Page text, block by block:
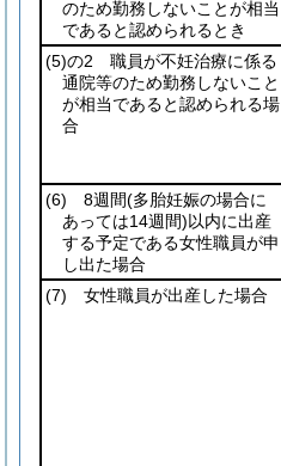
のため勤務しないことが相当
であると認められるとき
(5)の2 職員が不妊治療に係る
通院等のため勤務しないこと
が相当であると認められる場
合
(6) 8週間(多胎妊娠の場合に
あっては14週間)以内に出産
する予定である女性職員が申
し出た場合
(7) 女性職員が出産した場合